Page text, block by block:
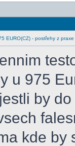
EURO(CZ) - postřehy z
u 975
by
kde by